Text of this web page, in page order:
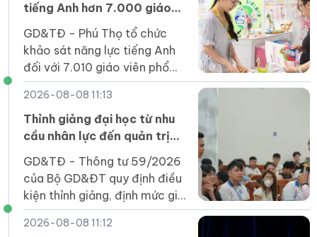
tiếng Anh hơn 7.000 giáo
viên phổ thông
GD&TĐ - Phú Thọ tổ chức
khảo sát năng lực tiếng Anh
đối với 7.010 giáo viên phổ
thông năm 2026.
2026-08-08 11:13
Thỉnh giảng đại học từ nhu
cầu nhân lực đến quản trị
GD&TĐ - Thông tư 59/2026
của Bộ GD&ĐT quy định điều
kiện thỉnh giảng, định mức giờ
giảng, hình thức hợp đồng...
và trách nhiệm của các bên.
2026-08-08 11:12